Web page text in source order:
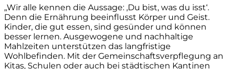
„Wir alle kennen die Aussage: ‚Du bist, was du isst‘.
Denn die Ernährung beeinflusst Körper und Geist.
Kinder, die gut essen, sind gesünder und können
besser lernen. Ausgewogene und nachhaltige
Mahlzeiten unterstützen das langfristige
Wohlbefinden. Mit der Gemeinschaftsverpflegung an
Kitas, Schulen oder auch bei städtischen Kantinen